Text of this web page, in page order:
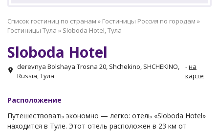
Список гостиниц по странам » Гостиницы Россия по городам »
Гостиницы Тула » Sloboda Hotel, Тула
Sloboda Hotel
derevnya Bolshaya Trosna 20, Shchekino, SHCHEKINO,
Russia, Тула
-на
карте
Расположение
Путешествовать экономно — легко: отель «Sloboda Hotel»
находится в Туле. Этот отель расположен в 23 км от